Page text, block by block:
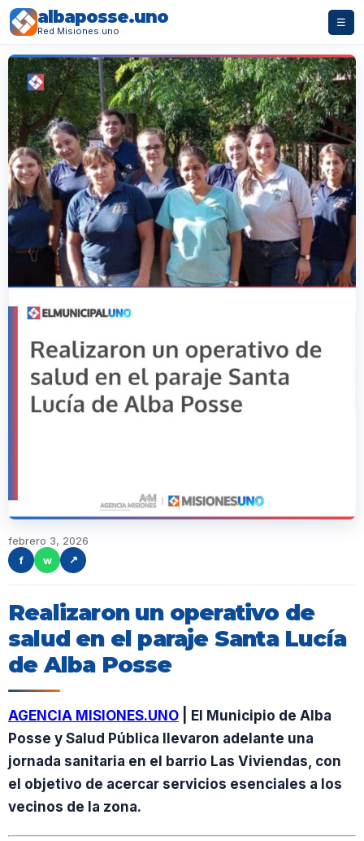
albaposse.uno
Red Misiones.uno
☰
febrero 3, 2026
f
w ↗
Realizaron un operativo de
salud en el paraje Santa Lucía
de Alba Posse
AGENCIA MISIONES.UNO | El Municipio de Alba
Posse y Salud Pública llevaron adelante una
jornada sanitaria en el barrio Las Viviendas, con
el objetivo de acercar servicios esenciales a los
vecinos de la zona.